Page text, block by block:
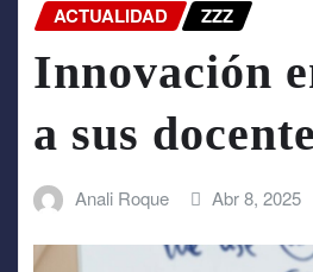
ACTUALIDAD ZZZ
Innovación
a sus
Anali Roque Abr 8, 2025